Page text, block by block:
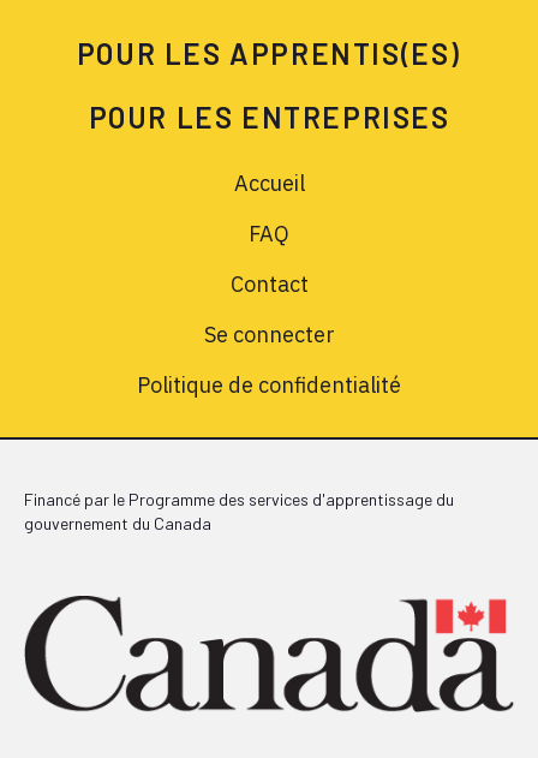
POUR LES APPRENTIS(ES)
POUR LES ENTREPRISES
Accueil
FAQ
Contact
Se connecter
Politique de confidentialité
Financé par le Programme des services d'apprentissage du
gouvernement du Canada